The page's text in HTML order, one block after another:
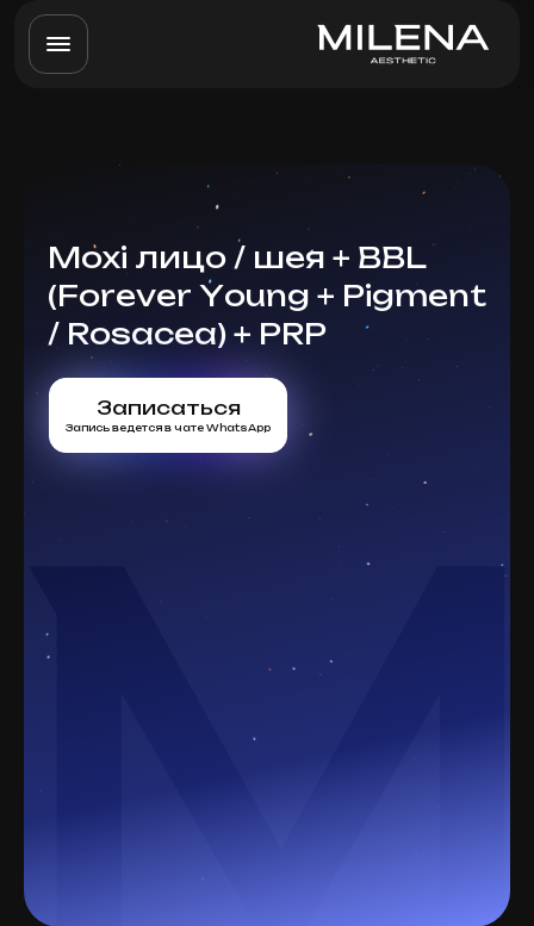
Moxi лицо / шея + BBL
(Forever Young + Pigment
/ Rosacea) + PRP
Записаться
Запись ведется в чате WhatsApp